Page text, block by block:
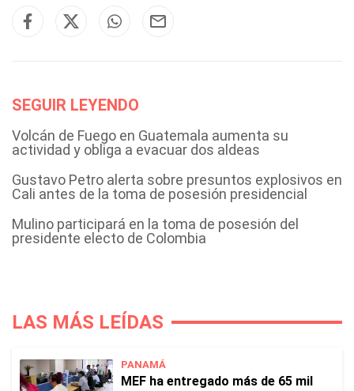
SEGUIR LEYENDO
Volcán de Fuego en Guatemala aumenta su
actividad y obliga a evacuar dos aldeas
Gustavo Petro alerta sobre presuntos explosivos en
Cali antes de la toma de posesión presidencial
Mulino participará en la toma de posesión del
presidente electo de Colombia
LAS MÁS LEÍDAS
PANAMÁ
MEF ha entregado más de 65 mil